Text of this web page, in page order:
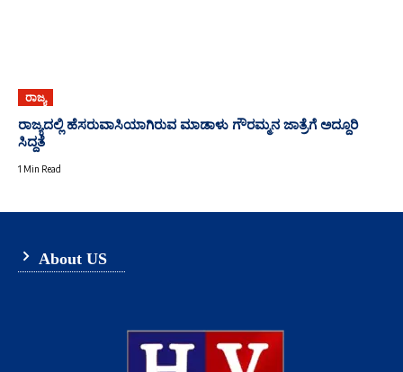
ರಾಜ್ಯ
ರಾಜ್ಯದಲ್ಲಿ ಹೆಸರುವಾಸಿಯಾಗಿರುವ ಮಾಡಾಳು ಗೌರಮ್ಮನ ಜಾತ್ರೆಗೆ ಅದ್ದೂರಿ
ಸಿದ್ದತೆ
1 Min Read
About US